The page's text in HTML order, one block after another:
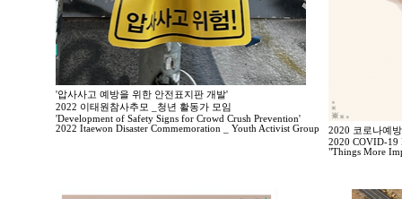
'압사사고 예방을 위한 안전표지판 개발'
2022 이태원참사추모 _청년 활동가 모임
'Development of Safety Signs for Crowd Crush Prevention'
2022 Itaewon Disaster Commemoration _ Youth Activist Group
2020 코로나예
2020 COVID-19
"Things More